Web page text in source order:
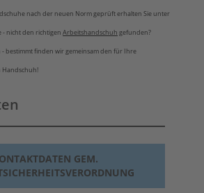
nach der neuen Norm geprüft erhalten Sie unter
- nicht den richtigen Arbeitshandschuh gefunden?
- bestimmt finden wir gemeinsam den für Ihre
Handschuh!
GEM.